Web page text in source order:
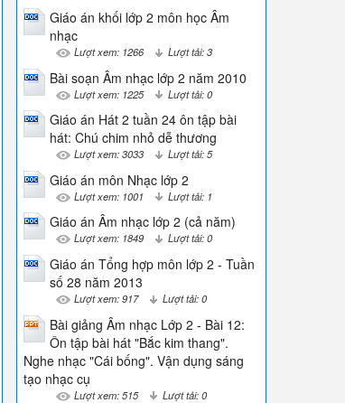
Giáo án khối lớp 2 môn học Âm
nhạc
Lượt xem: 1266 Lượt tải: 3
Bài soạn Âm nhạc lớp 2 năm 2010
Lượt xem: 1225 Lượt tải: 0
Giáo án Hát 2 tuần 24 ôn tập bài
hát: Chú chim nhỏ dễ thương
Lượt xem: 3033 Lượt tải: 5
Giáo án môn Nhạc lớp 2
Lượt xem: 1001 Lượt tải: 1
Giáo án Âm nhạc lớp 2 (cả năm)
Lượt xem: 1849 Lượt tải: 0
Giáo án Tổng hợp môn lớp 2 - Tuần
số 28 năm 2013
Lượt xem: 917 Lượt tải: 0
Bài giảng Âm nhạc Lớp 2 - Bài 12:
Ôn tập bài hát "Bắc kim thang".
Nghe nhạc "Cái bống". Vận dụng sáng
tạo nhạc cụ
Lượt xem: 515 Lượt tải: 0